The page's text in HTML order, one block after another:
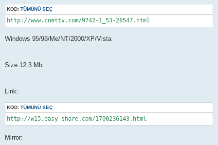
KOD: TÜMÜNÜ SEÇ
http://www.cnettv.com/9742-1_53-28547.html
Windows 95/98/Me/NT/2000/XP/Vista
Size 12.3 Mb
Link:
KOD: TÜMÜNÜ SEÇ
http://w15.easy-share.com/1700236143.html
Mirror: